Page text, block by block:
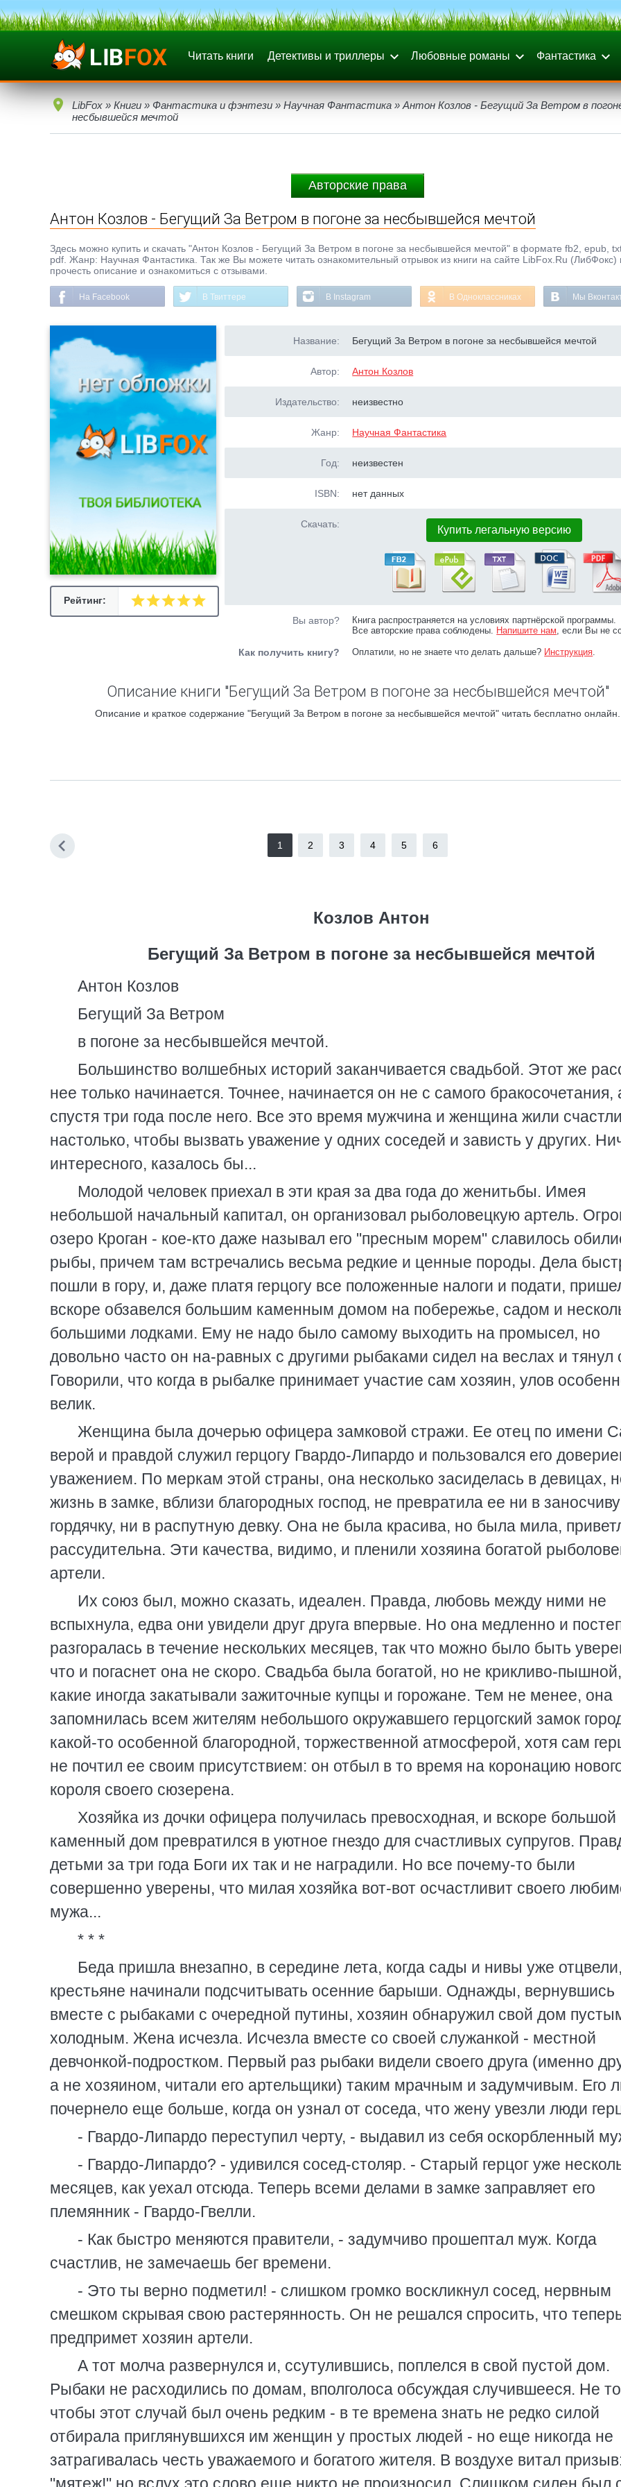
Читать книги Детективы и триллеры Любовные романы Фантастика
LibFox » Книги » Фантастика и фэнтези » Научная Фантастика » Антон Козлов - Бегущий За Ветром в
несбывшейся мечтой
Авторские права
Антон Козлов - Бегущий За Ветром в погоне за несбывшейся мечтой
Здесь можно купить и скачать "Антон Козлов - Бегущий За Ветром в погоне за несбывшейся мечтой" в формате fb2, epub,
pdf. Жанр: Научная Фантастика. Так же Вы можете читать ознакомительный отрывок из книги на сайте LibFox.Ru (ЛибФокс)
прочесть описание и ознакомиться с отзывами.
На Facebook В Твиттере В Instagram В Одноклассниках Мы
Рейтинг:
Название: Бегущий За Ветром в погоне за несбывшейся мечтой
Автор: Антон Козлов
Издательство: неизвестно
Жанр: Научная Фантастика
Год: неизвестен
ISBN: нет данных
Скачать: Купить легальную версию
Вы автор?
Книга распространяется на условиях партнёрской программы.
Все авторские права соблюдены. Напишите нам, если Вы не
Как получить книгу? Оплатили, но не знаете что делать дальше? Инструкция.
Описание книги "Бегущий За Ветром в погоне за несбывшейся мечтой"
Описание и краткое содержание "Бегущий За Ветром в погоне за несбывшейся мечтой" читать бесплатно онлайн.
1 2 3 4 5 6
Козлов Антон
Бегущий За Ветром в погоне за несбывшейся мечтой
Антон Козлов
Бегущий За Ветром
в погоне за несбывшейся мечтой.
Большинство волшебных историй заканчивается свадьбой. Этот же
нее только начинается. Точнее, начинается он не с самого бракосочетания,
спустя три года после него. Все это время мужчина и женщина жили
настолько, чтобы вызвать уважение у одних соседей и зависть у других.
интересного, казалось бы...
Молодой человек приехал в эти края за два года до женитьбы. Имея
небольшой начальный капитал, он организовал рыболовецкую артель.
озеро Кроган - кое-кто даже называл его "пресным морем" славилось
рыбы, причем там встречались весьма редкие и ценные породы. Дела
пошли в гору, и, даже платя герцогу все положенные налоги и подати,
вскоре обзавелся большим каменным домом на побережье, садом и
большими лодками. Ему не надо было самому выходить на промысел, но
довольно часто он на-равных с другими рыбаками сидел на веслах и тянул
Говорили, что когда в рыбалке принимает участие сам хозяин, улов
велик.
Женщина была дочерью офицера замковой стражи. Ее отец по имени
верой и правдой служил герцогу Гвардо-Липардо и пользовался его
уважением. По меркам этой страны, она несколько засиделась в девицах,
жизнь в замке, вблизи благородных господ, не превратила ее ни в
гордячку, ни в распутную девку. Она не была красива, но была мила,
рассудительна. Эти качества, видимо, и пленили хозяина богатой
артели.
Их союз был, можно сказать, идеален. Правда, любовь между ними не
вспыхнула, едва они увидели друг друга впервые. Но она медленно и
разгоралась в течение нескольких месяцев, так что можно было быть
что и погаснет она не скоро. Свадьба была богатой, но не крикливо-пышной,
какие иногда закатывали зажиточные купцы и горожане. Тем не менее, она
запомнилась всем жителям небольшого окружавшего герцогский замок
какой-то особенной благородной, торжественной атмосферой, хотя сам
не почтил ее своим присутствием: он отбыл в то время на коронацию
короля своего сюзерена.
Хозяйка из дочки офицера получилась превосходная, и вскоре большой
каменный дом превратился в уютное гнездо для счастливых супругов.
детьми за три года Боги их так и не наградили. Но все почему-то были
совершенно уверены, что милая хозяйка вот-вот осчастливит своего
мужа...
* * *
Беда пришла внезапно, в середине лета, когда сады и нивы уже
крестьяне начинали подсчитывать осенние барыши. Однажды, вернувшись
вместе с рыбаками с очередной путины, хозяин обнаружил свой дом
холодным. Жена исчезла. Исчезла вместе со своей служанкой - местной
девчонкой-подростком. Первый раз рыбаки видели своего друга (именно
а не хозяином, читали его артельщики) таким мрачным и задумчивым. Его
почернело еще больше, когда он узнал от соседа, что жену увезли люди
- Гвардо-Липардо переступил черту, - выдавил из себя оскорбленный
- Гвардо-Липардо? - удивился сосед-столяр. - Старый герцог уже
месяцев, как уехал отсюда. Теперь всеми делами в замке заправляет его
племянник - Гвардо-Гвелли.
- Как быстро меняются правители, - задумчиво прошептал муж. Когда
счастлив, не замечаешь бег времени.
- Это ты верно подметил! - слишком громко воскликнул сосед, нервным
смешком скрывая свою растерянность. Он не решался спросить, что
предпримет хозяин артели.
А тот молча развернулся и, ссутулившись, поплелся в свой пустой дом.
Рыбаки не расходились по домам, вполголоса обсуждая случившееся. Не
чтобы этот случай был очень редким - в те времена знать не редко силой
отбирала приглянувшихся им женщин у простых людей - но еще никогда не
затрагивалась честь уважаемого и богатого жителя. В воздухе витал